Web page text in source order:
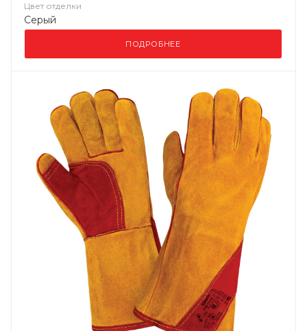
Цвет отделки
Серый
ПОДРОБНЕЕ